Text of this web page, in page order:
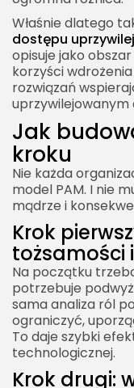
Właśnie dlatego
dostępu
opisuje jako
korzyści
rozwiązań
uprzywilejowanym
Jak
kroku
Nie każda
model PAM. I nie
mądrze i
Krok
tożsamości
Na początku
potrzebuje
sama analiza ról
ograniczyć,
To daje szybki
technologicznej.
Krok drugi: